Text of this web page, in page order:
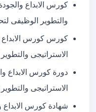
كورس الابداع
والتطوير الوظيفى
كورس كورس الابداع
الاستراتيجى
دورة كورس الابداع
الاستراتيجى
شهادة كورس الابداع